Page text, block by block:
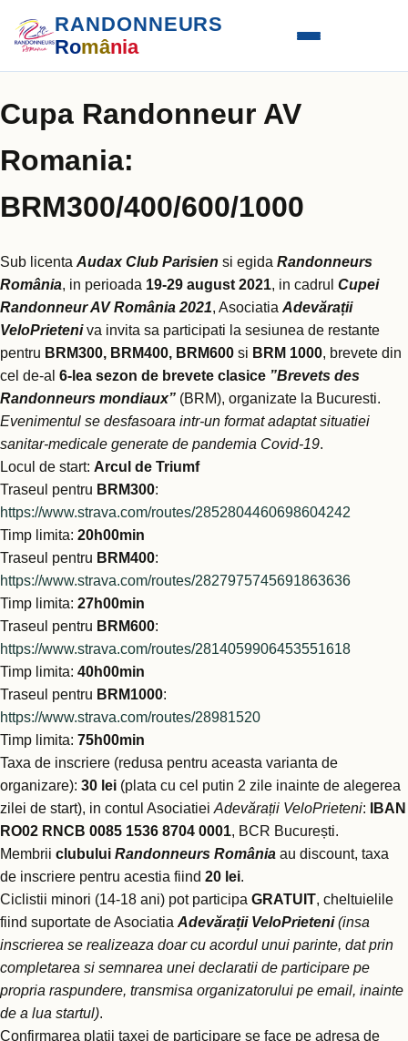
RANDONNEURS
România
Cupa Randonneur AV
Romania:
BRM300/400/600/1000
Sub licenta Audax Club Parisien si egida Randonneurs
România, in perioada 19-29 august 2021, in cadrul Cupei
Randonneur AV România 2021, Asociatia Adevărații
VeloPrieteniva invita sa participati la sesiunea de restante
pentru BRM300, BRM400, BRM600 si BRM 1000, brevete din
cel de-al 6-lea sezon de brevete clasice ”Brevets des
Randonneurs mondiaux” (BRM), organizate la Bucuresti.
Evenimentul se desfasoara intr-un format adaptat situatiei
sanitar-medicale generate de pandemia Covid-19.
Locul de start: Arcul de Triumf
Traseul pentru BRM300:
https://www.strava.com/routes/2852804460698604242
Timp limita: 20h00min
Traseul pentru BRM400:
https://www.strava.com/routes/2827975745691863636
Timp limita: 27h00min
Traseul pentru BRM600:
https://www.strava.com/routes/2814059906453551618
Timp limita: 40h00min
Traseul pentru BRM1000:
https://www.strava.com/routes/28981520
Timp limita: 75h00min
Taxa de inscriere (redusa pentru aceasta varianta de
organizare): 30 lei (plata cu cel putin 2 zile inainte de alegerea
zilei de start), in contul Asociatiei Adevărații VeloPrieteni:
IBAN
RO02 RNCB 0085 1536 8704 0001, BCR București.
Membrii clubului Randonneurs România au discount, taxa
de inscriere pentru acestia fiind 20 lei.
Ciclistii minori (14-18 ani) pot participa GRATUIT, cheltuielile
fiind suportate de Asociatia Adevărații VeloPrieteni(insa
inscrierea se realizeaza doar cu acordul unui parinte, dat prin
completarea si semnarea unei declaratii de participare pe
propria raspundere, transmisa organizatorului pe email, inainte
de a lua startul).
Confirmarea platii taxei de participare se face pe adresa de